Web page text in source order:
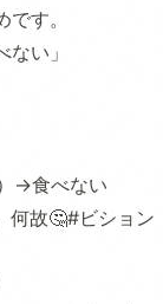
す。
い」
→食べない
何故🤔#ビション